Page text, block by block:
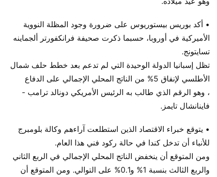
• أكد بوريس بيستوريوس على ضرورة وجود المظلة النووية
الأميركية في أوروبا، حسبما ذكرت صحيفة فرانكفورتر ألجماينه
تسايتونج.
تظل إسبانيا الدولة الوحيدة التي لم تدعم بعد خطط حلف شمال
الأطلسي لإنفاق 5% من الناتج المحلي الإجمالي على الدفاع
، وهو الرقم الذي طالب به الرئيس الأمريكي دونالد ترامب -
فاينانشال تايمز.
• يتوقع خبراء الاقتصاد الذين استطلعت آراءهم وكالة بلومبرج
للأنباء أن تدخل كندا في حالة ركود فني هذا العام.
ومن المتوقع أن ينخفض ​​الناتج المحلي الإجمالي في الربع الثاني
والربع الثالث بنسبة 1% و0.1% على التوالي. ومن المتوقع أن